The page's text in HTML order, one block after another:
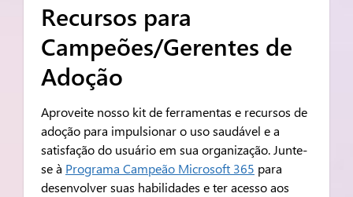
Recursos para
Campeões/Gerentes de
Adoção
Aproveite nosso kit de ferramentas e recursos de
adoção para impulsionar o uso saudável e a
satisfação do usuário em sua organização. Junte-
se à Programa Campeão Microsoft 365 para
desenvolver suas habilidades e ter acesso aos